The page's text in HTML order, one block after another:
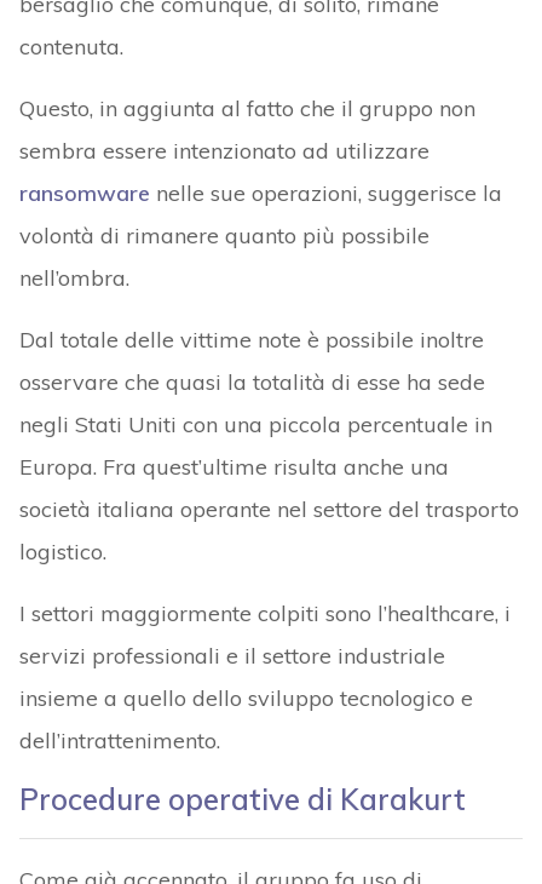
contenuta.
Questo, in aggiunta al fatto che il gruppo non
sembra essere intenzionato ad utilizzare
ransomware nelle sue operazioni, suggerisce la
volontà di rimanere quanto più possibile
nell’ombra.
Dal totale delle vittime note è possibile inoltre
osservare che quasi la totalità di esse ha sede
negli Stati Uniti con una piccola percentuale in
Europa. Fra quest’ultime risulta anche una
società italiana operante nel settore del trasporto
logistico.
I settori maggiormente colpiti sono l’healthcare, i
servizi professionali e il settore industriale
insieme a quello dello sviluppo tecnologico e
dell’intrattenimento.
Procedure operative di Karakurt